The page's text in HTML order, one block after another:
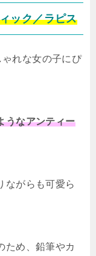
ック／ラピス
ゃれな女の子にぴ
うなアンティー
ながらも可愛ら
ため、鉛筆やカ